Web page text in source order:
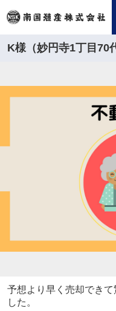
K様（妙円寺1丁目70
予想より早く売却でき
した。